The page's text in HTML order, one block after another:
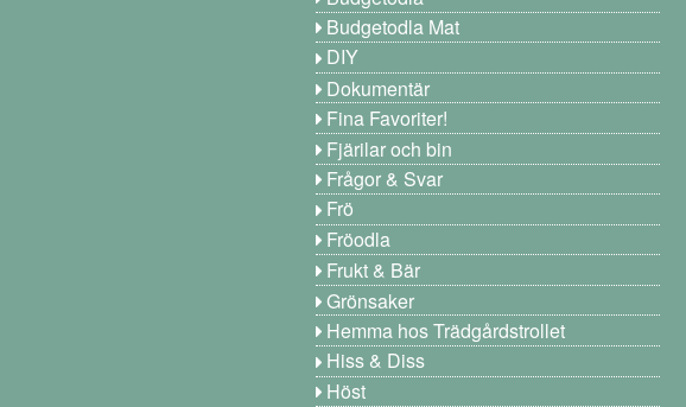
Budgetodla Mat
DIY
Dokumentär
Fina Favoriter!
Fjärilar och bin
Frågor & Svar
Frö
Fröodla
Frukt & Bär
Grönsaker
Hemma hos Trädgårdstrollet
Hiss & Diss
Höst